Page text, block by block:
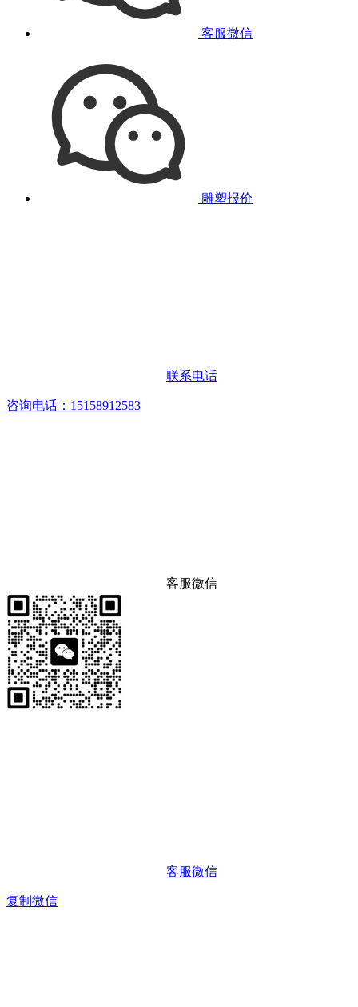
客服微信
雕塑报价
联系电话
咨询电话：15158912583
客服微信
客服微信
复制微信